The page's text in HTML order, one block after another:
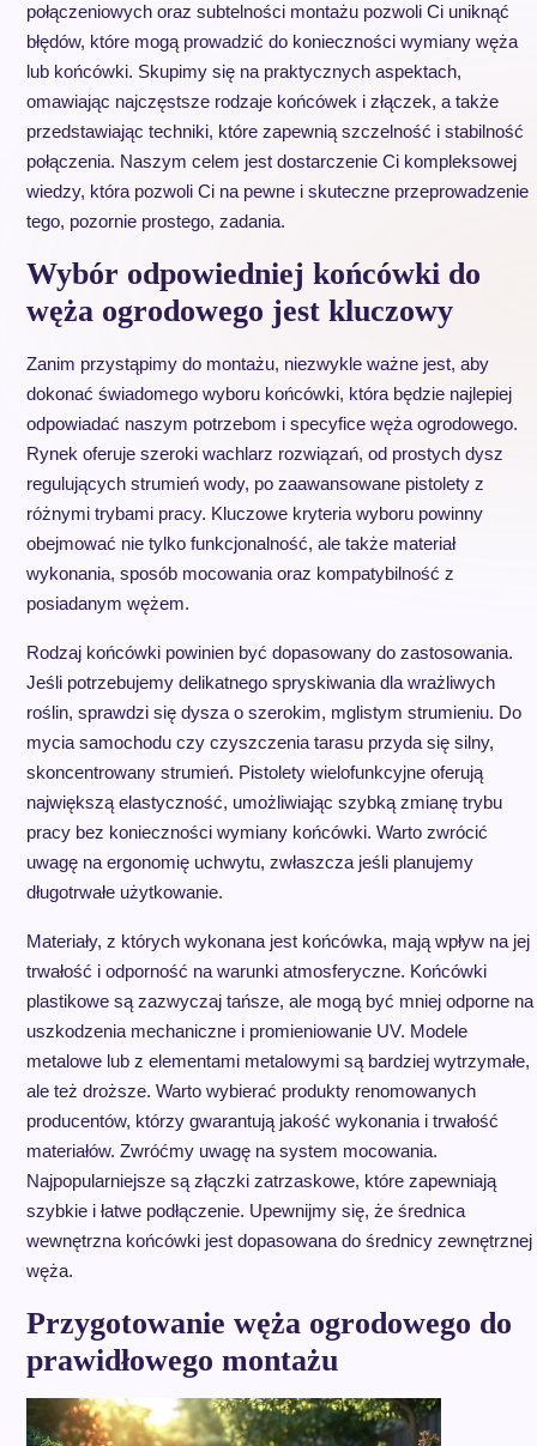
połączeniowych oraz subtelności montażu pozwoli Ci uniknąć
błędów, które mogą prowadzić do konieczności wymiany węża
lub końcówki. Skupimy się na praktycznych aspektach,
omawiając najczęstsze rodzaje końcówek i złączek, a także
przedstawiając techniki, które zapewnią szczelność i stabilność
połączenia. Naszym celem jest dostarczenie Ci kompleksowej
wiedzy, która pozwoli Ci na pewne i skuteczne przeprowadzenie
tego, pozornie prostego, zadania.
Wybór odpowiedniej końcówki do
węża ogrodowego jest kluczowy
Zanim przystąpimy do montażu, niezwykle ważne jest, aby
dokonać świadomego wyboru końcówki, która będzie najlepiej
odpowiadać naszym potrzebom i specyfice węża ogrodowego.
Rynek oferuje szeroki wachlarz rozwiązań, od prostych dysz
regulujących strumień wody, po zaawansowane pistolety z
różnymi trybami pracy. Kluczowe kryteria wyboru powinny
obejmować nie tylko funkcjonalność, ale także materiał
wykonania, sposób mocowania oraz kompatybilność z
posiadanym wężem.
Rodzaj końcówki powinien być dopasowany do zastosowania.
Jeśli potrzebujemy delikatnego spryskiwania dla wrażliwych
roślin, sprawdzi się dysza o szerokim, mglistym strumieniu. Do
mycia samochodu czy czyszczenia tarasu przyda się silny,
skoncentrowany strumień. Pistolety wielofunkcyjne oferują
największą elastyczność, umożliwiając szybką zmianę trybu
pracy bez konieczności wymiany końcówki. Warto zwrócić
uwagę na ergonomię uchwytu, zwłaszcza jeśli planujemy
długotrwałe użytkowanie.
Materiały, z których wykonana jest końcówka, mają wpływ na jej
trwałość i odporność na warunki atmosferyczne. Końcówki
plastikowe są zazwyczaj tańsze, ale mogą być mniej odporne na
uszkodzenia mechaniczne i promieniowanie UV. Modele
metalowe lub z elementami metalowymi są bardziej wytrzymałe,
ale też droższe. Warto wybierać produkty renomowanych
producentów, którzy gwarantują jakość wykonania i trwałość
materiałów. Zwróćmy uwagę na system mocowania.
Najpopularniejsze są złączki zatrzaskowe, które zapewniają
szybkie i łatwe podłączenie. Upewnijmy się, że średnica
wewnętrzna końcówki jest dopasowana do średnicy zewnętrznej
węża.
Przygotowanie węża ogrodowego do
prawidłowego montażu